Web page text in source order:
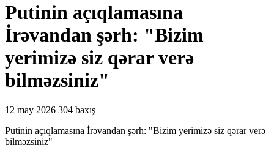
Putinin açıqlamasına
İrəvandan şərh: "Bizim
yerimizə siz qərar verə
bilməzsiniz"
12 may 2026 304 baxış
Putinin açıqlamasına İrəvandan şərh: "Bizim yerimizə siz qərar verə
bilməzsiniz"